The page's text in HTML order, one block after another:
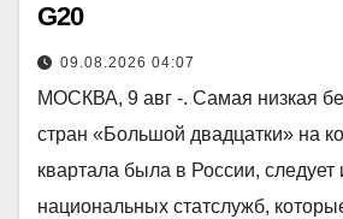
G20
09.08.2026 04:07
МОСКВА, 9 авг -. Самая низкая
стран «Большой двадцатки» на
квартала была в России, следует
национальных статслужб,